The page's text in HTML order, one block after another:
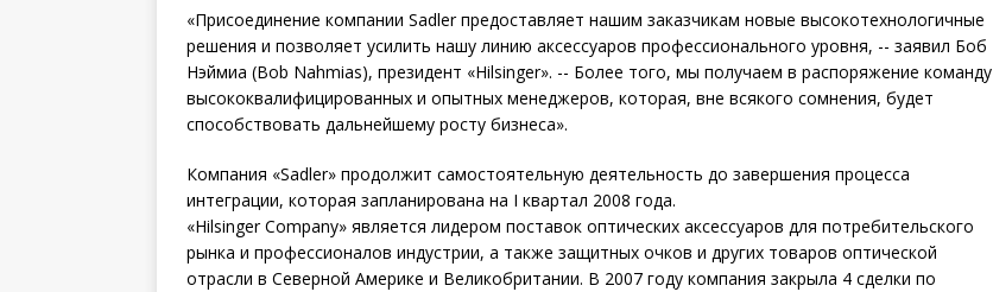
«Присоединение компании Sadler предоставляет нашим заказчикам новые высокотехнологичные
решения и позволяет усилить нашу линию аксессуаров профессионального уровня, -- заявил Боб
Нэймиа (Bob Nahmias), президент «Hilsinger». -- Более того, мы получаем в распоряжение команду
высококвалифицированных и опытных менеджеров, которая, вне всякого сомнения, будет
способствовать дальнейшему росту бизнеса».
Компания «Sadler» продолжит самостоятельную деятельность до завершения процесса
интеграции, которая запланирована на I квартал 2008 года.
«Hilsinger Company» является лидером поставок оптических аксессуаров для потребительского
рынка и профессионалов индустрии, а также защитных очков и других товаров оптической
отрасли в Северной Америке и Великобритании. В 2007 году компания закрыла 4 сделки по